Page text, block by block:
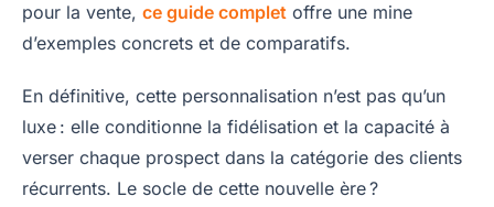
pour la vente, ce guide complet offre une mine
d’exemples concrets et de comparatifs.
En définitive, cette personnalisation n’est pas qu’un
luxe : elle conditionne la fidélisation et la capacité à
verser chaque prospect dans la catégorie des clients
récurrents. Le socle de cette nouvelle ère ?